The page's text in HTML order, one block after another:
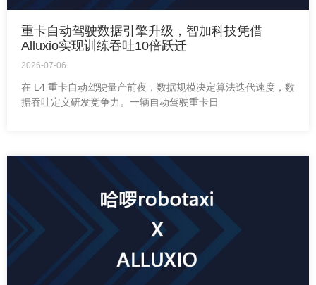
重卡自动驾驶数据引擎升级，智加科技凭借
Alluxio实现训练吞吐10倍跃迁
2026-07-06
在 L4 重卡自动驾驶量产前夜，数据规模决定算法迭代速度，数
据吞吐定义研发竞争力。一辆自动驾驶重卡日